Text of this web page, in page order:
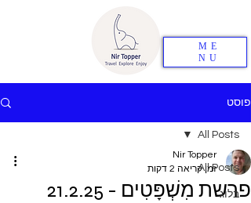
ME
NU
פוסט
All Posts
בלוג
All Posts
פרשת מִשְׁפָּטִים - 21.2.25
Nir Topper
זמן קריאה 2 דקות